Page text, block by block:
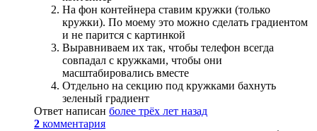
На фон контейнера ставим кружки (только
кружки). По моему это можно сделать градиентом
и не парится с картинкой
Выравниваем их так, чтобы телефон всегда
совпадал с кружками, чтобы они
масштабировались вместе
Отдельно на секцию под кружками бахнуть
зеленый градиент
Ответ написан более трёх лет назад
2 комментария